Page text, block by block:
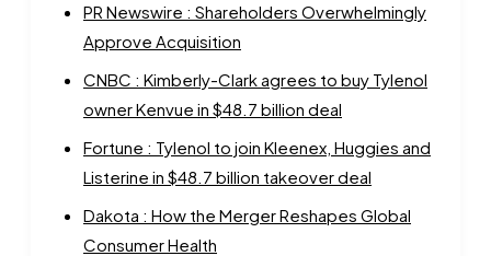
PR Newswire : Shareholders Overwhelmingly
Approve Acquisition
CNBC : Kimberly-Clark agrees to buy Tylenol
owner Kenvue in $48.7 billion deal
Fortune : Tylenol to join Kleenex, Huggies and
Listerine in $48.7 billion takeover deal
Dakota : How the Merger Reshapes Global
Consumer Health